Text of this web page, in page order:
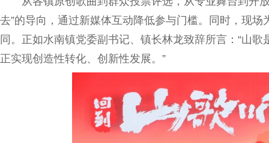
去”的导向，通过新媒体互动降低参与门槛。同时，现
同。正如水南镇党委副书记、镇长林龙致辞所言：“山
正实现创造性转化、创新性发展。”